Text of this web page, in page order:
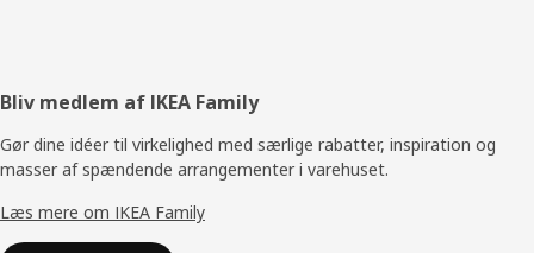
Footer
Bliv medlem af IKEA Family
Gør dine idéer til virkelighed med særlige rabatter, inspiration og
masser af spændende arrangementer i varehuset.
Læs mere om IKEA Family